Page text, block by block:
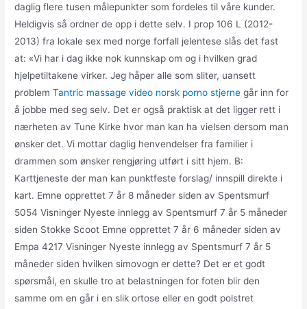
daglig flere tusen målepunkter som fordeles til våre kunder.
Heldigvis så ordner de opp i dette selv. I prop 106 L (2012-
2013) fra lokale sex med norge forfall jelentese slås det fast
at: «Vi har i dag ikke nok kunnskap om og i hvilken grad
hjelpetiltakene virker. Jeg håper alle som sliter, uansett
problemTantric massage video norsk porno stjerne går inn for
å jobbe med seg selv. Det er også praktisk at det ligger rett i
nærheten av Tune Kirke hvor man kan ha vielsen dersom man
ønsker det. Vi mottar daglig henvendelser fra familier i
drammen som ønsker rengjøring utført i sitt hjem. B:
Karttjeneste der man kan punktfeste forslag/ innspill direkte i
kart. Emne opprettet 7 år 8 måneder siden av Spentsmurf
5054 Visninger Nyeste innlegg av Spentsmurf 7 år 5 måneder
siden Stokke Scoot Emne opprettet 7 år 6 måneder siden av
Empa 4217 Visninger Nyeste innlegg av Spentsmurf 7 år 5
måneder siden hvilken simovogn er dette? Det er et godt
spørsmål, en skulle tro at belastningen for foten blir den
samme om en går i en slik ortose eller en godt polstret